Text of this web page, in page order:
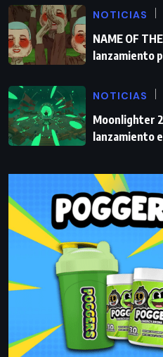
NOTICIAS
NAME OF
lanzamiento
NOTICIAS
Moonlighter
lanzamiento